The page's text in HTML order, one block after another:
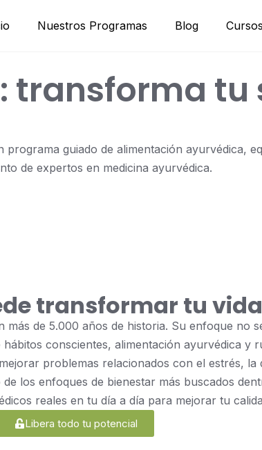
Nuestros Programas Blog Cursos
transforma tu
guiado de alimentación ayurvédica,
de expertos en medicina ayurvédica.
transformar tu
de 5.000 años de historia. Su enfoque no
conscientes, alimentación ayurvédica y
problemas relacionados con el estrés,
los enfoques de bienestar más buscados
reales en tu día a día para mejorar tu
Libera todo tu potencial